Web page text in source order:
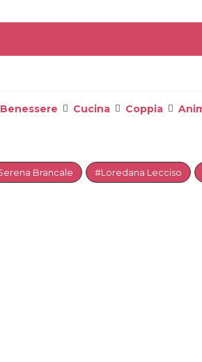
Benessere Cucina Coppia
Brancale #Loredana Lecciso